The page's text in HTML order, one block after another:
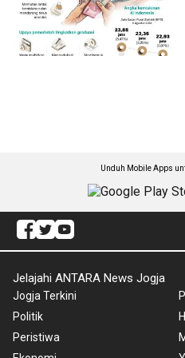
Unduh Mobile Apps
Jelajahi ANTARA News Jogja
Jogja Terkini
Politik
Peristiwa